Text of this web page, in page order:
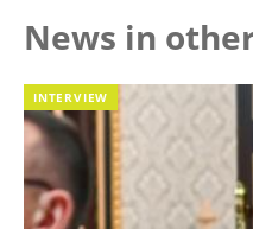
News in
INTERVIEW